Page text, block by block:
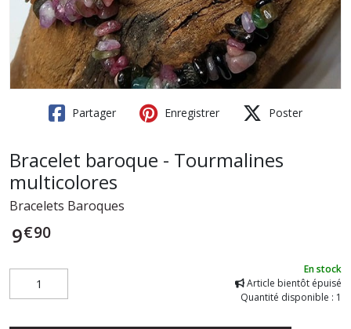
Partager Enregistrer Poster
Bracelet baroque - Tourmalines
multicolores
Bracelets Baroques
9€90
En stock
Article bientôt épuisé
Quantité disponible : 1